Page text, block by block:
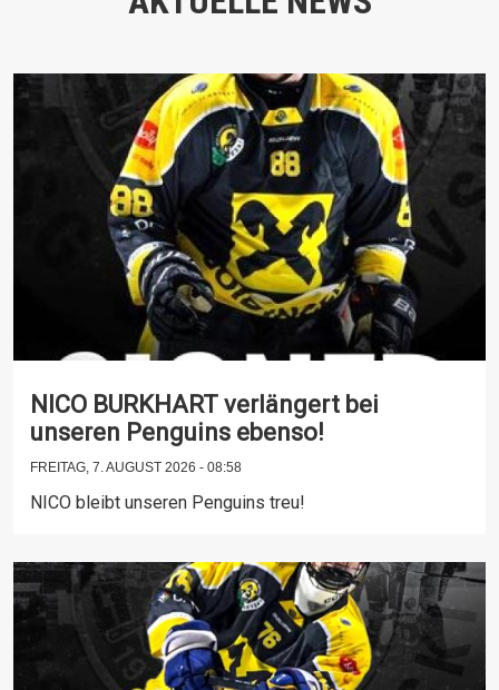
NICO BURKHART verlängert bei
unseren Penguins ebenso!
FREITAG, 7. AUGUST 2026 - 08:58
NICO bleibt unseren Penguins treu!